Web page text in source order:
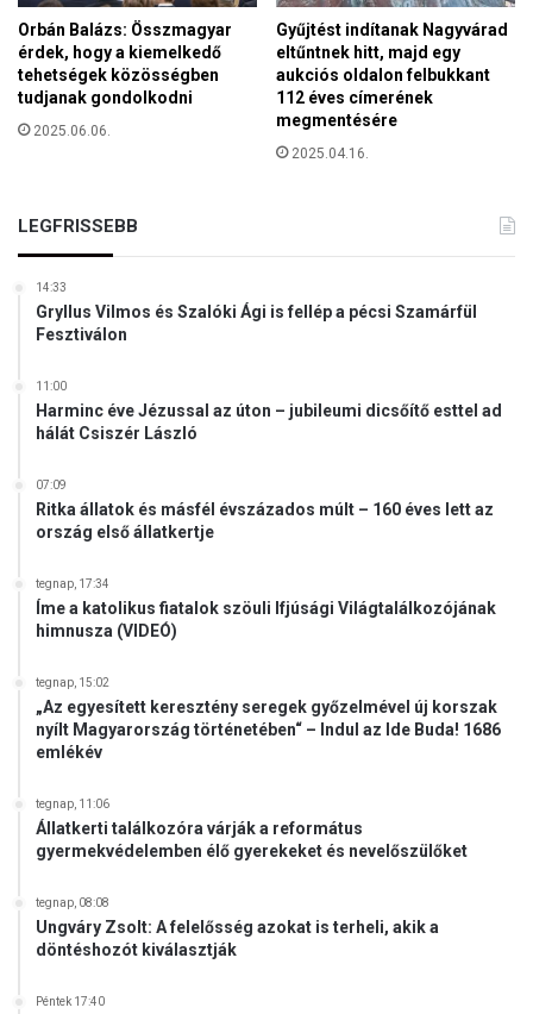
g
y
h
á
z
k
o
á
j
Orbán Balázs: Összmagyar
érdek, hogy a kiemelkedő
tehetségek közösségben
tudjanak gondolkodni
2025.06.06.
Gyűjtést indítanak Nagyvárad
eltűntnek hitt, majd egy
aukciós oldalon felbukkant
112 éves címerének
megmentésére
2025.04.16.
LEGFRISSEBB
14:33
Gryllus Vilmos és Szalóki Ági is fellép a pécsi Szamárfül
Fesztiválon
11:00
Harminc éve Jézussal az úton – jubileumi dicsőítő esttel ad
hálát Csiszér László
07:09
Ritka állatok és másfél évszázados múlt – 160 éves lett az
ország első állatkertje
tegnap, 17:34
Íme a katolikus fiatalok szöuli Ifjúsági Világtalálkozójának
himnusza (VIDEÓ)
tegnap, 15:02
„Az egyesített keresztény seregek győzelmével új korszak
nyílt Magyarország történetében“ – Indul az Ide Buda! 1686
emlékév
tegnap, 11:06
Állatkerti találkozóra várják a református
gyermekvédelemben élő gyerekeket és nevelőszülőket
tegnap, 08:08
Ungváry Zsolt: A felelősség azokat is terheli, akik a
döntéshozót kiválasztják
Péntek 17:40